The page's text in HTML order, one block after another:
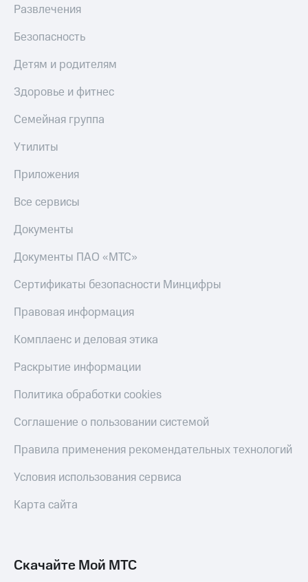
Развлечения
Безопасность
Детям и родителям
Здоровье и фитнес
Семейная группа
Утилиты
Приложения
Все сервисы
Документы
Документы ПАО «МТС»
Сертификаты безопасности Минцифры
Правовая информация
Комплаенс и деловая этика
Раскрытие информации
Политика обработки cookies
Соглашение о пользовании системой
Правила применения рекомендательных технологий
Условия использования сервиса
Карта сайта
Скачайте Мой МТС